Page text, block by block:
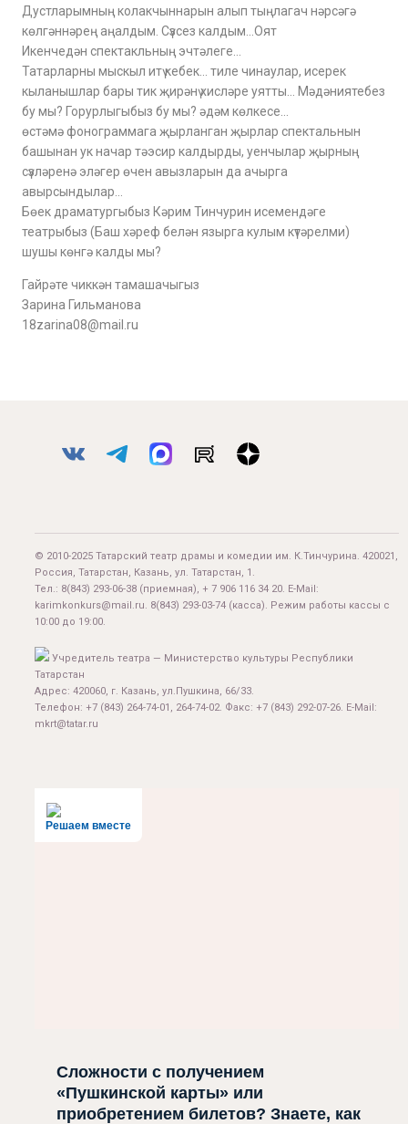
Дустларымның колакчыннарын алып тыңлагач нәрсәгә
көлгәннәрең аңалдым. Сүзсез калдым…Оят
Икенчедән спектакльның эчтәлеге…
Татарларны мыскыл итү кебек… тиле чинаулар, исерек
кыланышлар бары тик җирәнү хисләре уятты… Мәдәниятебез
бу мы? Горурлыгыбыз бу мы? әдәм көлкесе…
өстәмә фонограммага җырланган җырлар спектальнын
башынан ук начар тәэсир калдырды, уенчылар җырның
сүзләренә эләгер өчен авызларын да ачырга
авырсындылар…
Бөек драматургыбыз Кәрим Тинчурин исемендәге
театрыбыз (Баш хәреф белән язырга кулым күтәрелми)
шушы көнгә калды мы?
Гайрәте чиккән тамашачыгыз
Зарина Гильманова
18zarina08@mail.ru
© 2010-2025 Татарский театр драмы и комедии им. К.Тинчурина. 420021,
Россия, Татарстан, Казань, ул. Татарстан, 1.
Тел.: 8(843) 293-06-38 (приемная), + 7 906 116 34 20. E-Mail:
karimkonkurs@mail.ru. 8(843) 293-03-74 (касса). Режим работы кассы с
10:00 до 19:00.
Учредитель театра — Министерство культуры Республики
Татарстан
Адрес: 420060, г. Казань, ул.Пушкина, 66/33.
Телефон: +7 (843) 264-74-01, 264-74-02. Факс: +7 (843) 292-07-26. E-Mail:
mkrt@tatar.ru
Решаем вместе
Сложности с получением
«Пушкинской карты» или
приобретением билетов? Знаете, как